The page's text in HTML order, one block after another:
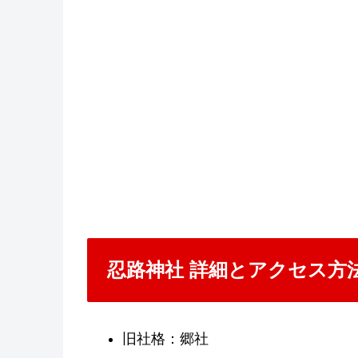
忍路神社 詳細とアクセス方
旧社格：郷社